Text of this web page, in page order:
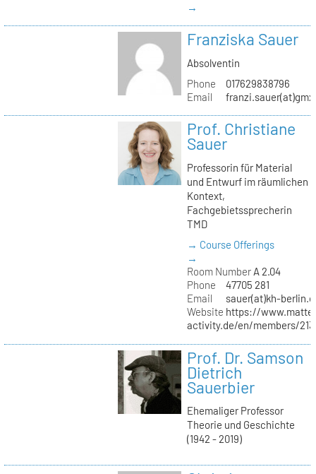
→
Franziska Sauer
Absolventin
Phone
017629838796
Email
Prof. Christiane
Sauer
Professorin für Material
und Entwurf im räumlichen
Kontext,
Fachgebietssprecherin
TMD
→ Course Offerings
→
Room NumberA 2.04
Phone
47705 281
Email
sauer(at)kh-
Website https://
activity.de/en/members/
Prof. Dr. Samson
Dietrich
Sauerbier
Ehemaliger Professor
Theorie und Geschichte
(1942 - 2019)